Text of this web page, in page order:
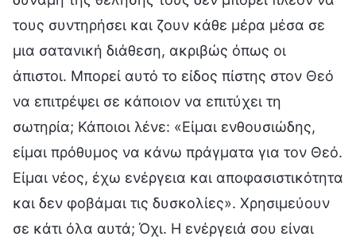
τους συντηρήσει και ζουν κάθε μέρα μέσα σε
μια σατανική διάθεση, ακριβώς όπως οι
άπιστοι. Μπορεί αυτό το είδος πίστης στον Θεό
να επιτρέψει σε κάποιον να επιτύχει τη
σωτηρία; Κάποιοι λένε: «Είμαι ενθουσιώδης,
είμαι πρόθυμος να κάνω πράγματα για τον Θεό.
Είμαι νέος, έχω ενέργεια και αποφασιστικότητα
και δεν φοβάμαι τις δυσκολίες». Χρησιμεύουν
σε κάτι όλα αυτά; Όχι. Η ενέργειά σου είναι